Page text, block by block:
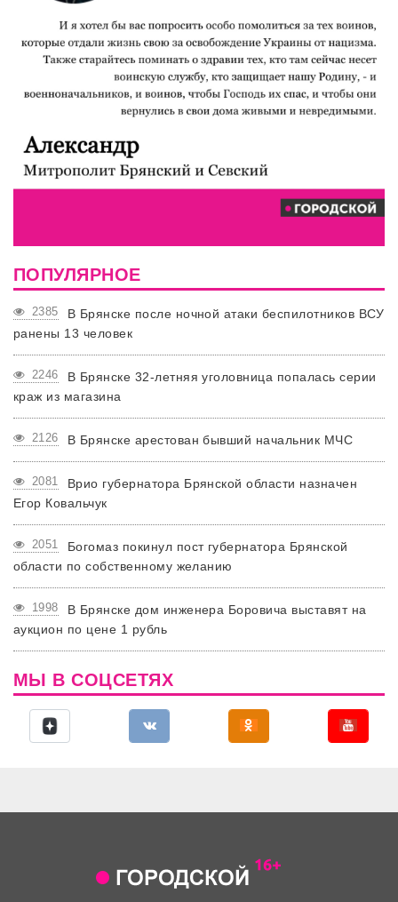
ПОПУЛЯРНОЕ
2385
В Брянске после ночной атаки беспилотников ВСУ
ранены 13 человек
2246
В Брянске 32-летняя уголовница попалась серии
краж из магазина
2126 В Брянске арестован бывший начальник МЧС
2081
Врио губернатора Брянской области назначен
Егор Ковальчук
2051
Богомаз покинул пост губернатора Брянской
области по собственному желанию
1998
В Брянске дом инженера Боровича выставят на
аукцион по цене 1 рубль
МЫ В СОЦСЕТЯХ